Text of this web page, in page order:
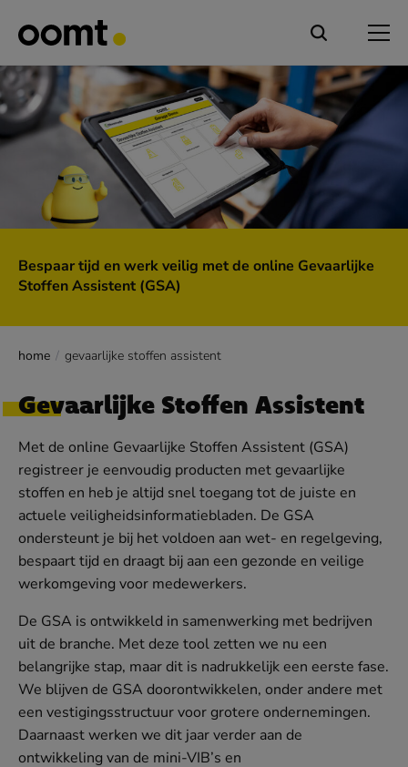
Bespaar tijd en werk veilig met de online Gevaarlijke
Stoffen Assistent (GSA)
home gevaarlijke stoffen assistent
Gevaarlijke Stoffen Assistent
Met de online Gevaarlijke Stoffen Assistent (GSA)
registreer je eenvoudig producten met gevaarlijke
stoffen en heb je altijd snel toegang tot de juiste en
actuele veiligheidsinformatiebladen. De GSA
ondersteunt je bij het voldoen aan wet- en regelgeving,
bespaart tijd en draagt bij aan een gezonde en veilige
werkomgeving voor medewerkers.
De GSA is ontwikkeld in samenwerking met bedrijven
uit de branche. Met deze tool zetten we nu een
belangrijke stap, maar dit is nadrukkelijk een eerste fase.
We blijven de GSA doorontwikkelen, onder andere met
een vestigingsstructuur voor grotere ondernemingen.
Daarnaast werken we dit jaar verder aan de
ontwikkeling van de mini-VIB’s en